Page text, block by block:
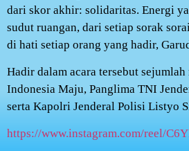
dari skor akhir: solidaritas. Energi
sudut ruangan, dari setiap sorak
di hati setiap orang yang hadir,
Hadir dalam acara tersebut
Indonesia Maju, Panglima TNI
serta Kapolri Jenderal Polisi Listyo
https://www.instagram.com/reel/